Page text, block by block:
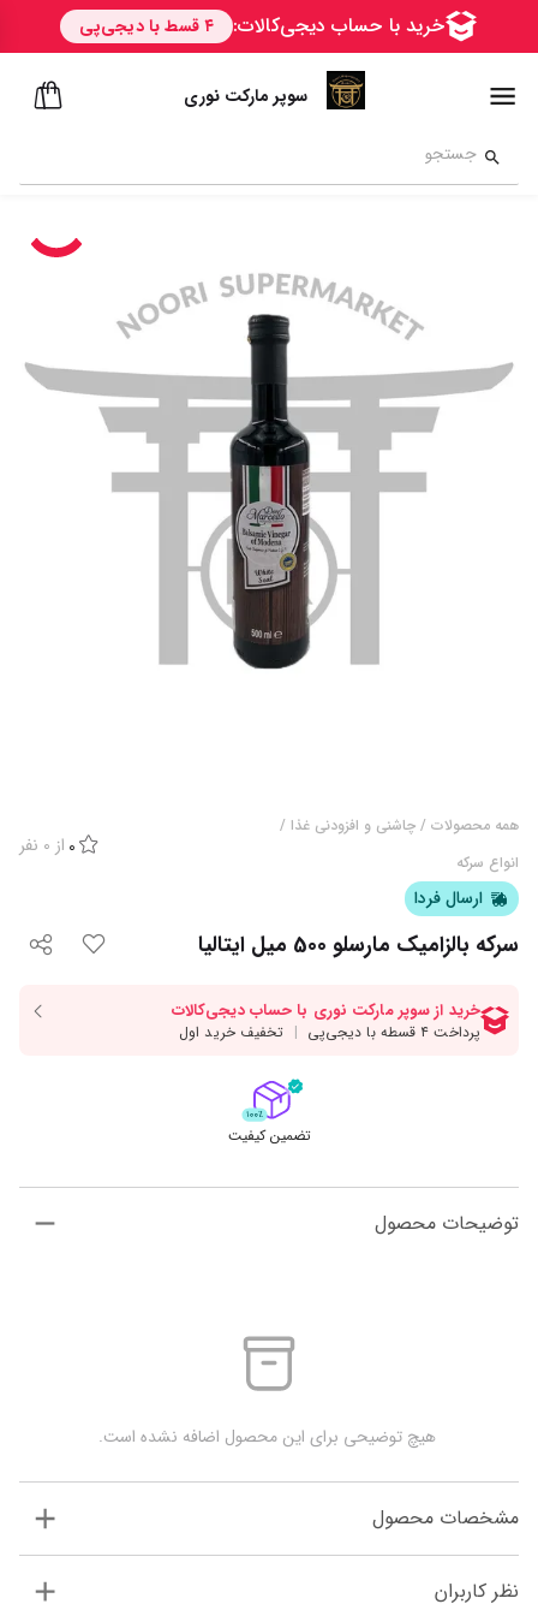
سوپر مارکت نوری
همه محصولات / چاشنی و افزودنی غذا /
انواع سرکه
0 از 0 نفر
ارسال فردا
سرکه بالزامیک مارسلو 500 میل ایتالیا
تضمین کیفیت
توضیحات محصول
هیچ توضیحی برای این محصول اضافه نشده است.
مشخصات محصول
نظر کاربران